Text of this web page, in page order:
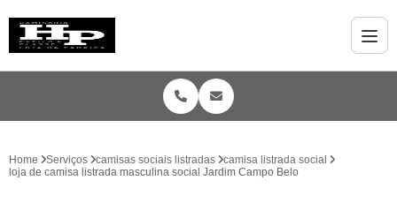
Home Serviços camisas sociais listradas
camisa listrada social
loja de camisa listrada masculina social Jardim Campo Belo